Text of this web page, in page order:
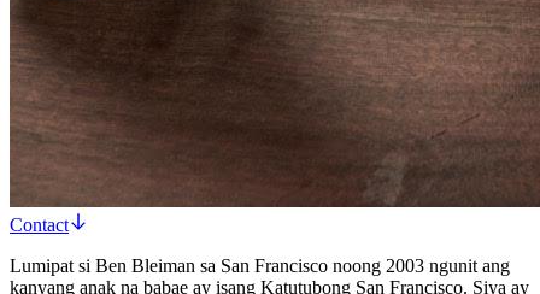
Contact
Lumipat si Ben Bleiman sa San Francisco noong 2003 ngunit ang
kanyang anak na babae ay isang Katutubong San Francisco. Siya ay